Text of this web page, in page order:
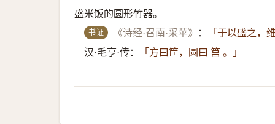
盛米饭的圆形竹器。
书证 《诗经·召南·采苹》 ：
「于以盛之，
汉·毛亨·传：
「方曰筐，圆曰 筥 。」